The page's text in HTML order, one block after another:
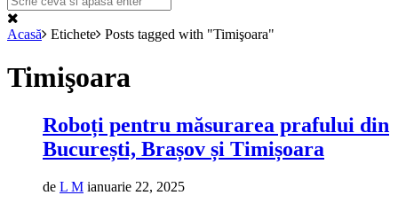
Acasă Etichete Posts tagged with "Timişoara"
Timişoara
Roboți pentru măsurarea prafului din
București, Brașov și Timișoara
de L M ianuarie 22, 2025